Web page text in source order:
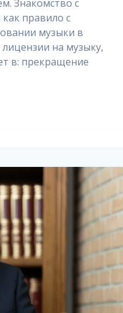
Знакомство с
правило с
музыки в
на музыку,
в: прекращение